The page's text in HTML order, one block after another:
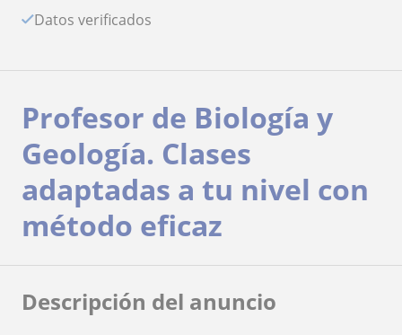
Datos verificados
Profesor de Biología y
Geología. Clases
adaptadas a tu nivel con
método eficaz
Descripción del anuncio